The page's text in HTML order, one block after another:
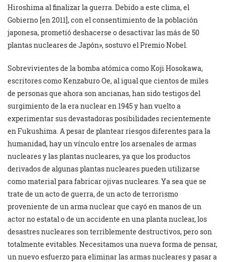
Hiroshima al finalizar la guerra. Debido a este clima, el
Gobierno [en 2011], con el consentimiento de la población
japonesa, prometió deshacerse o desactivar las más de 50
plantas nucleares de Japón», sostuvo el Premio Nobel.
Sobrevivientes de la bomba atómica como Koji Hosokawa,
escritores como Kenzaburo Oe, al igual que cientos de miles
de personas que ahora son ancianas, han sido testigos del
surgimiento de la era nuclear en 1945 y han vuelto a
experimentar sus devastadoras posibilidades recientemente
en Fukushima. A pesar de plantear riesgos diferentes para la
humanidad, hay un vínculo entre los arsenales de armas
nucleares y las plantas nucleares, ya que los productos
derivados de algunas plantas nucleares pueden utilizarse
como material para fabricar ojivas nucleares. Ya sea que se
trate de un acto de guerra, de un acto de terrorismo
proveniente de un arma nuclear que cayó en manos de un
actor no estatal o de un accidente en una planta nuclear, los
desastres nucleares son terriblemente destructivos, pero son
totalmente evitables. Necesitamos una nueva forma de pensar,
un nuevo esfuerzo para eliminar las armas nucleares y pasar a